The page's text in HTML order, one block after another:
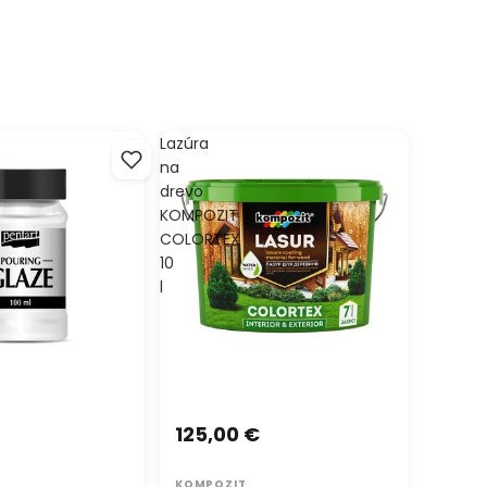
Lazúra
na
drevo
KOMPOZIT
COLORTEX
10
l
125,00 €